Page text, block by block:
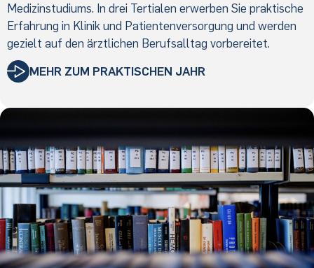
Medizinstudiums. In drei Tertialen erwerben Sie praktische
Erfahrung in Klinik und Patientenversorgung und werden
gezielt auf den ärztlichen Berufsalltag vorbereitet.
MEHR ZUM PRAKTISCHEN JAHR